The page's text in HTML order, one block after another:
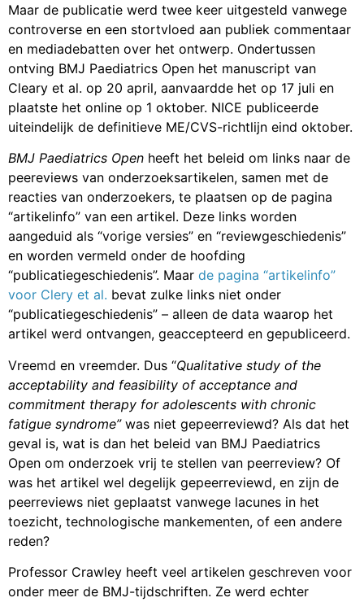
Maar de publicatie werd twee keer uitgesteld vanwege
controverse en een stortvloed aan publiek commentaar
en mediadebatten over het ontwerp. Ondertussen
ontving BMJ Paediatrics Open het manuscript van
Cleary et al. op 20 april, aanvaardde het op 17 juli en
plaatste het online op 1 oktober. NICE publiceerde
uiteindelijk de definitieve ME/CVS-richtlijn eind oktober.
BMJ Paediatrics Open heeft het beleid om links naar de
peereviews van onderzoeksartikelen, samen met de
reacties van onderzoekers, te plaatsen op de pagina
“artikelinfo” van een artikel. Deze links worden
aangeduid als “vorige versies” en “reviewgeschiedenis”
en worden vermeld onder de hoofding
“publicatiegeschiedenis”. Maar de pagina “artikelinfo”
voor Clery et al. bevat zulke links niet onder
“publicatiegeschiedenis” – alleen de data waarop het
artikel werd ontvangen, geaccepteerd en gepubliceerd.
Vreemd en vreemder. Dus “Qualitative study of the
acceptability and feasibility of acceptance and
commitment therapy for adolescents with chronic
fatigue syndrome” was niet gepeerreviewd? Als dat het
geval is, wat is dan het beleid van BMJ Paediatrics
Open om onderzoek vrij te stellen van peerreview? Of
was het artikel wel degelijk gepeerreviewd, en zijn de
peerreviews niet geplaatst vanwege lacunes in het
toezicht, technologische mankementen, of een andere
reden?
Professor Crawley heeft veel artikelen geschreven voor
onder meer de BMJ-tijdschriften. Ze werd echter